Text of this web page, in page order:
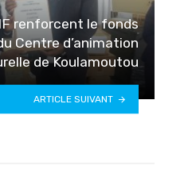
renforcent le fonds
Centre d’animation
de Koulamoutou
ARTICLE SUIVANT